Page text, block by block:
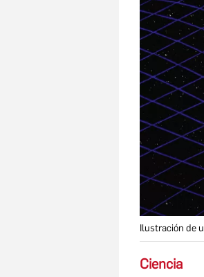
Ilustración de
Ciencia